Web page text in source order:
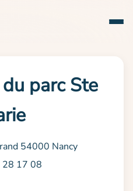
parc Ste
54000 Nancy
28 17 08